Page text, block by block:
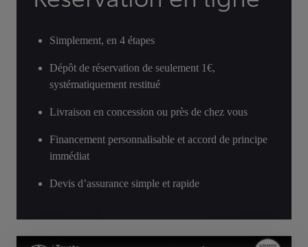
Simplement, en 4 étapes
Dépôt de réservation de seulement 1€,
systématiquement restitué
Livraison en concession ou près de chez vous
Financement personnalisable et accord de principe
immédiat
Devis d’assurance simple et rapide